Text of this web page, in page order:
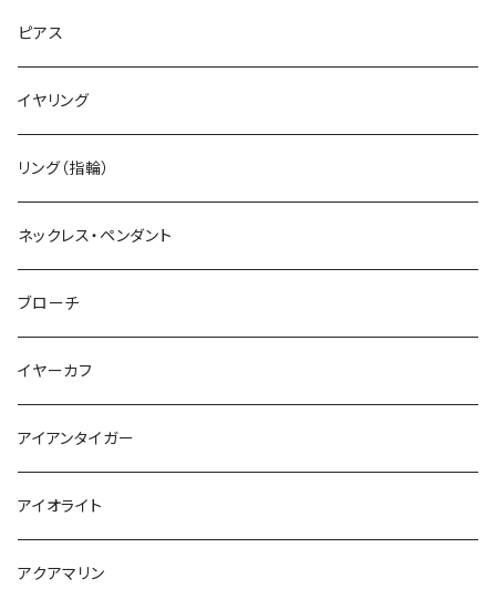
ピアス
イヤリング
リング（指輪）
ネックレス・ペンダント
ブローチ
イヤーカフ
アイアンタイガー
アイオライト
アクアマリン